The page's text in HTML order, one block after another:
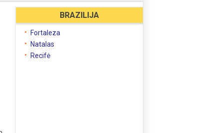
BRAZILIJA
Fortaleza
Natalas
Recifė